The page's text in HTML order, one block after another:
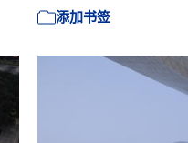
添加书签